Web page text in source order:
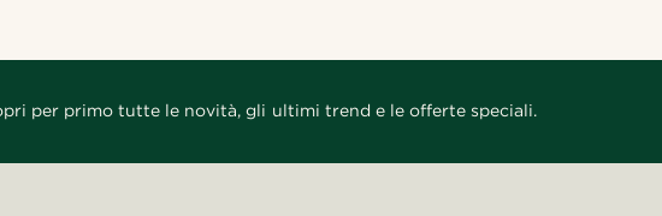
per primo tutte le novità, gli ultimi trend e le offerte speciali.